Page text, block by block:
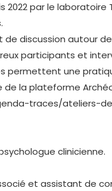
par le laboratoire
discussion autour
participants et
permettent une
la plateforme
traces/ateliers-
clinicienne.
et assistant de